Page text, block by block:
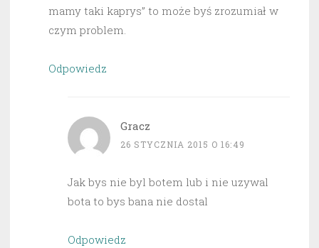
mamy taki kaprys” to może byś zrozumiał w
czym problem.
Odpowiedz
Gracz
26 STYCZNIA 2015 O 16:49
Jak bys nie byl botem lub i nie uzywal
bota to bys bana nie dostal
Odpowiedz